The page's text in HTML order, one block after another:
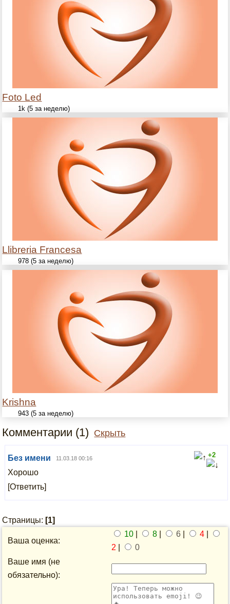
Foto Led
1k (5 за неделю)
Llibreria Francesa
978 (5 за неделю)
Krishna
943 (5 за неделю)
Комментарии (1) Скрыть
Без имени 11.03.18 00:16
Хорошо
[Ответить]
+2
Страницы: [1]
Ваша оценка:
10 8 6 4
2
0
Ваше имя (не
обязательно):